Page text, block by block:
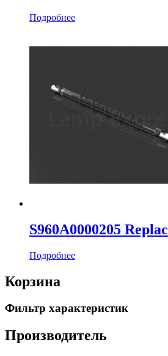
Подробнее
S960A0000205
Подробнее
Корзина
Фильтр характеристик
Производитель